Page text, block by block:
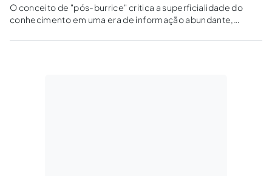
O conceito de "pós-burrice" critica a superficialidade do
conhecimento em uma era de informação abundante,
desinformação.